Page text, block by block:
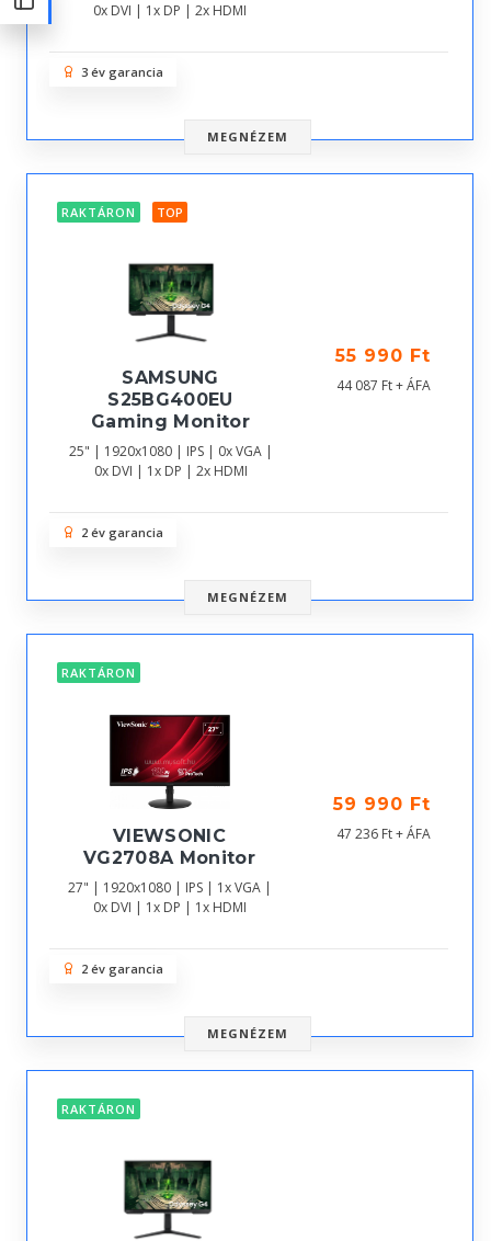
0x DVI | 1x DP | 2x HDMI
3 év garancia
MEGNÉZEM
RAKTÁRON TOP
SAMSUNG
S25BG400EU
Gaming Monitor
25" | 1920x1080 | IPS | 0x VGA |
0x DVI | 1x DP | 2x HDMI
55 990 Ft
44 087 Ft + ÁFA
2 év garancia
MEGNÉZEM
RAKTÁRON
VIEWSONIC
VG2708A Monitor
27" | 1920x1080 | IPS | 1x VGA |
0x DVI | 1x DP | 1x HDMI
59 990 Ft
47 236 Ft + ÁFA
2 év garancia
MEGNÉZEM
RAKTÁRON